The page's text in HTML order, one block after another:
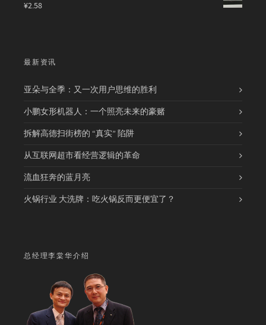
¥2.58
最新资讯
亚朵与全季：又一次用户思维的胜利
小鹏女形机器人：一个照亮未来的豪赌
拆解高德扫街榜的 “真实” 陷阱
从互联网超市看经营逻辑的革命
流血狂奔的蓝月亮
火锅行业 大洗牌：吃火锅反而更便宜了？
总经理李棠华介绍